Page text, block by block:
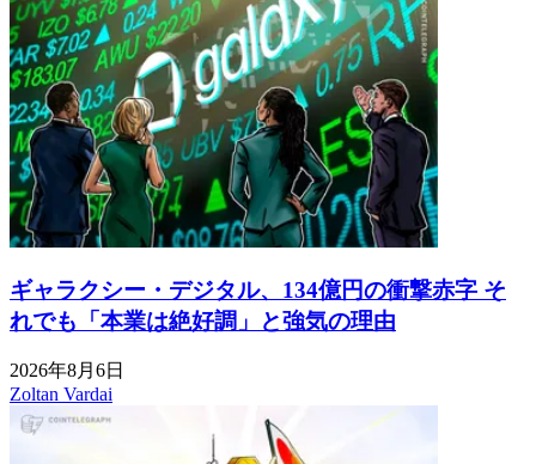
ギャラクシー・デジタル、134億円の衝撃赤字 そ
れでも「本業は絶好調」と強気の理由
2026年8月6日
Zoltan Vardai